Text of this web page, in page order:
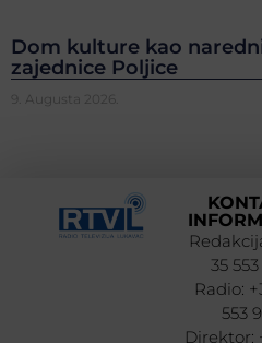
Dom kulture kao
zajednice Poljice
9. Augusta 2026.
35
Radio:
553
Direktor: